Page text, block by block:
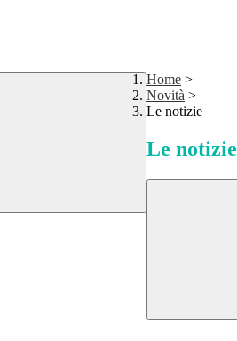
Home >
Novità >
Le notizie
Le notizie